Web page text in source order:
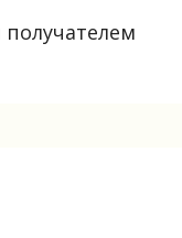
получателем